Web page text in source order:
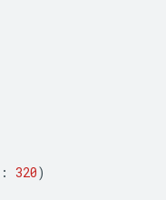
: 320)